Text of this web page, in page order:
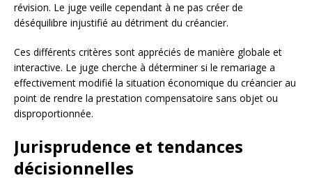
révision. Le juge veille cependant à ne pas créer de
déséquilibre injustifié au détriment du créancier.
Ces différents critères sont appréciés de manière globale et
interactive. Le juge cherche à déterminer si le remariage a
effectivement modifié la situation économique du créancier au
point de rendre la prestation compensatoire sans objet ou
disproportionnée.
Jurisprudence et tendances
décisionnelles